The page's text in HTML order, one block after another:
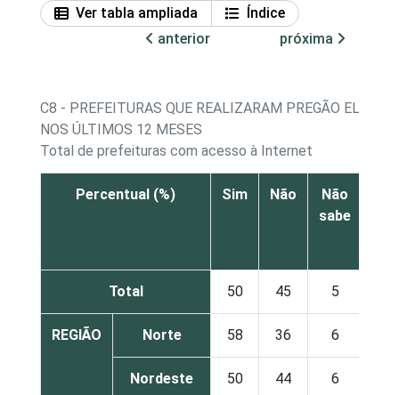
Ver tabla ampliada
Índice
anterior
próxima
C8 - PREFEITURAS QUE REALIZARAM PREGÃO
NOS ÚLTIMOS 12 MESES
Total de prefeituras com acesso à Internet
Percentual (%) Sim Não
Não
sabe
Total 50 45 5
REGIÃO Norte 58 36 6
Nordeste 50 44 6